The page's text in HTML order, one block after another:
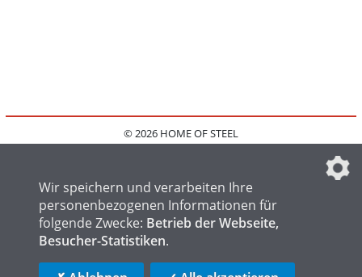
© 2026 HOME OF STEEL
IMPRESSUM
FAQ
DATENSCHUTZEINSTELLUNGEN
HOME OF LOGISTICS
Wir speichern und verarbeiten Ihre
personenbezogenen Informationen für
folgende Zwecke: Betrieb der Webseite,
Besucher-Statistiken.